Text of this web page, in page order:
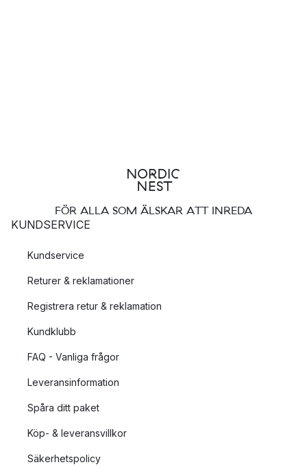
FÖR ALLA SOM ÄLSKAR ATT INREDA
KUNDSERVICE
Kundservice
Returer & reklamationer
Registrera retur & reklamation
Kundklubb
FAQ - Vanliga frågor
Leveransinformation
Spåra ditt paket
Köp- & leveransvillkor
Säkerhetspolicy